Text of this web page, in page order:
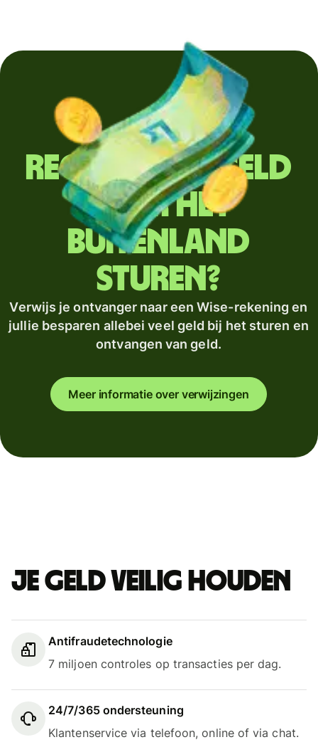
Regelmatig geld
naar het
buitenland
sturen?
Verwijs je ontvanger naar een Wise-rekening en
jullie besparen allebei veel geld bij het sturen en
ontvangen van geld.
Meer informatie over verwijzingen
Je geld veilig houden
Antifraudetechnologie
7 miljoen controles op transacties per dag.
24/7/365 ondersteuning
Klantenservice via telefoon, online of via chat.